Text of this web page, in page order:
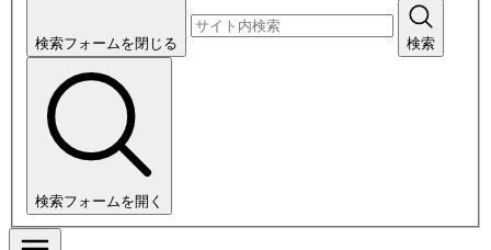
検索フォームを閉じる 検索
検索フォームを開く